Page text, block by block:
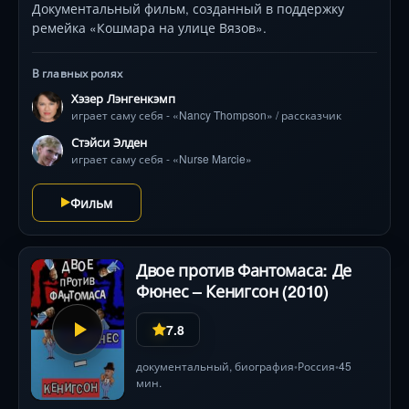
которые происходят с животными и людьми, а также
о новой неизвестной болезни «маргелонов»,
эксперименты проводились над ничего не
подозревающим гражданским населением планеты
лишь с одной целью — подчинить волю человека и
сократить население планеты.
Документальный фильм, созданный в поддержку
ремейка «Кошмара на улице Вязов».
В главных ролях
Хэзер Лэнгенкэмп
играет саму себя - «Nancy Thompson» / рассказчик
Стэйси Элден
играет саму себя - «Nurse Marcie»
Фильм
Двое против Фантомаса: Де
Фюнес – Кенигсон (2010)
7.8
документальный, биография•Россия•45
мин.